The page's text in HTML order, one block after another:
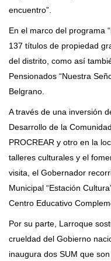
encuentro”.
En el marco del programa
137 títulos de propiedad
del distrito, como así
Pensionados “Nuestra
Belgrano.
A través de una inversión
Desarrollo de la
PROCREAR y otro en la
talleres culturales y el
visita, el Gobernador
Municipal “Estación
Centro Educativo
Por su parte, Larroque
crueldad del Gobierno
inaugura dos SUM que